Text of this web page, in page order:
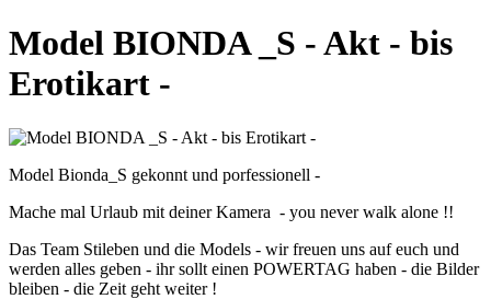
Model BIONDA _S - Akt - bis
Erotikart -
Model Bionda_S gekonnt und porfessionell -
Mache mal Urlaub mit deiner Kamera - you never walk alone !!
Das Team Stileben und die Models - wir freuen uns auf euch und
werden alles geben - ihr sollt einen POWERTAG haben - die Bilder
bleiben - die Zeit geht weiter !